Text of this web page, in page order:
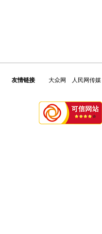
友情链接 大众网 人民网传媒